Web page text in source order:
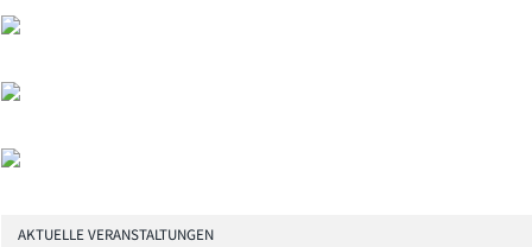
AKTUELLE VERANSTALTUNGEN